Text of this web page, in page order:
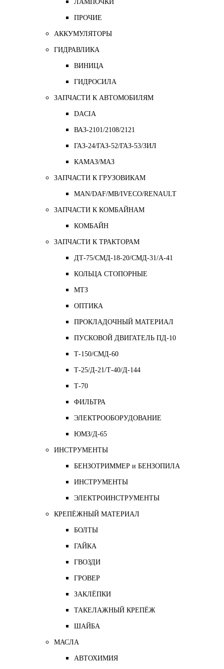
ЛАМПОЧКИ
ПРОЧИЕ
АККУМУЛЯТОРЫ
ГИДРАВЛИКА
ВИНИЦА
ГИДРОСИЛА
ЗАПЧАСТИ К АВТОМОБИЛЯМ
DACIA
ВАЗ-2101/2108/2121
ГАЗ-24/ГАЗ-52/ГАЗ-53/ЗИЛ
КАМАЗ/МАЗ
ЗАПЧАСТИ К ГРУЗОВИКАМ
MAN/DAF/MB/IVECO/RENAULT
ЗАПЧАСТИ К КОМБАЙНАМ
КОМБАЙН
ЗАПЧАСТИ К ТРАКТОРАМ
ДТ-75/СМД-18-20/СМД-31/A-41
КОЛЬЦА СТОПОРНЫЕ
МТЗ
ОПТИКА
ПРОКЛАДОЧНЫЙ МАТЕРИАЛ
ПУСКОВОЙ ДВИГАТЕЛЬ ПД-10
Т-150/СМД-60
Т-25/Д-21/Т-40/Д-144
Т-70
ФИЛЬТРА
ЭЛЕКТРООБОРУДОВАНИЕ
ЮМЗ/Д-65
ИНСТРУМЕНТЫ
БЕНЗОТРИММЕР и БЕНЗОПИЛА
ИНСТРУМЕНТЫ
ЭЛЕКТРОИНСТРУМЕНТЫ
КРЕПЁЖНЫЙ МАТЕРИАЛ
БОЛТЫ
ГАЙКА
ГВОЗДИ
ГРОВЕР
ЗАКЛЁПКИ
ТАКЕЛАЖНЫЙ КРЕПЁЖ
ШАЙБА
МАСЛА
АВТОХИМИЯ